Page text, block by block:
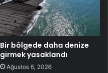
Bir bölgede daha denize
girmek yasaklandı
Ağustos 6, 2026